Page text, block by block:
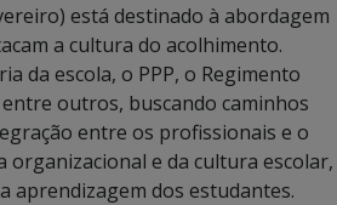
está destinado à abordagem
a cultura do acolhimento.
da escola, o PPP, o Regimento
outros, buscando caminhos
entre os profissionais e o
organizacional e da cultura escolar,
aprendizagem dos estudantes.